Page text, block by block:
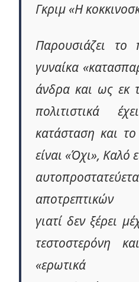
Γκριμ «Η
Παρουσιάζει το
γυναίκα
άνδρα και ως εκ
πολιτιστικά
κατάσταση και το
είναι «Όχι», Καλό
αποτρεπτικών
γιατί δεν ξέρει
τεστοστερόνη
«ερωτικά